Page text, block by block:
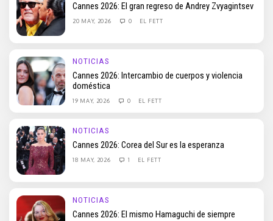
Cannes 2026: El gran regreso de Andrey Zvyagintsev
20 MAY, 2026 0 EL FETT
NOTICIAS
Cannes 2026: Intercambio de cuerpos y violencia
doméstica
19 MAY, 2026 0 EL FETT
NOTICIAS
Cannes 2026: Corea del Sur es la esperanza
18 MAY, 2026 1 EL FETT
NOTICIAS
Cannes 2026: El mismo Hamaguchi de siempre